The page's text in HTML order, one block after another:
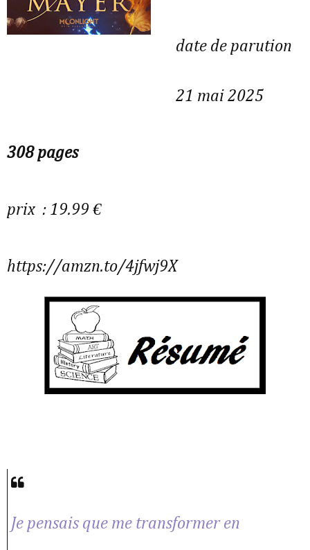
date de parution
21 mai 2025
308 pages
prix : 19.99 €
https://amzn.to/4jfwj9X
Je pensais que me transformer en